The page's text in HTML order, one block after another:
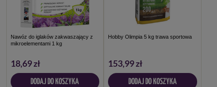
Nawóz do iglaków zakwaszający z
mikroelementami 1 kg
18,69 zł
DODAJ DO KOSZYKA
Hobby Olimpia 5 kg trawa sportowa
153,99 zł
DODAJ DO KOSZYKA